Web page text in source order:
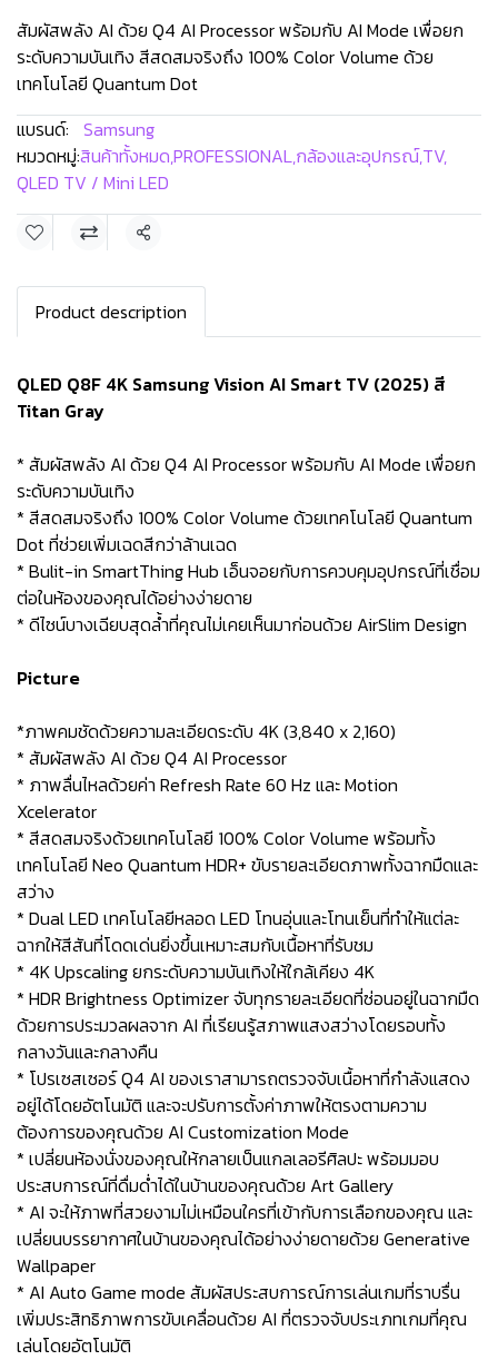
สัมผัสพลัง AI ด้วย Q4 AI Processor พร้อมกับ AI Mode เพื่อยก
ระดับความบันเทิง สีสดสมจริงถึง 100% Color Volume ด้วย
เทคโนโลยี Quantum Dot
แบรนด์: Samsung
หมวดหมู่:สินค้าทั้งหมด,PROFESSIONAL,กล้องและอุปกรณ์,TV,
QLED TV / Mini LED
แชร์
Product description
QLED Q8F 4K Samsung Vision AI Smart TV (2025) สี
Titan Gray
* สัมผัสพลัง AI ด้วย Q4 AI Processor พร้อมกับ AI Mode เพื่อยก
ระดับความบันเทิง
* สีสดสมจริงถึง 100% Color Volume ด้วยเทคโนโลยี Quantum
Dot ที่ช่วยเพิ่มเฉดสีกว่าล้านเฉด
* Bulit-in SmartThing Hub เอ็นจอยกับการควบคุมอุปกรณ์ที่เชื่อม
ต่อในห้องของคุณได้อย่างง่ายดาย
* ดีไซน์บางเฉียบสุดล้ำที่คุณไม่เคยเห็นมาก่อนด้วย AirSlim Design
Picture
*ภาพคมชัดด้วยความละเอียดระดับ 4K (3,840 x 2,160)
* สัมผัสพลัง AI ด้วย Q4 AI Processor
* ภาพลื่นไหลด้วยค่า Refresh Rate 60 Hz และ Motion
Xcelerator
* สีสดสมจริงด้วยเทคโนโลยี 100% Color Volume พร้อมทั้ง
เทคโนโลยี Neo Quantum HDR+ ขับรายละเอียดภาพทั้งฉากมืดและ
สว่าง
* Dual LED เทคโนโลยีหลอด LED โทนอุ่นและโทนเย็นที่ทำให้แต่ละ
ฉากให้สีสันที่โดดเด่นยิ่งขึ้นเหมาะสมกับเนื้อหาที่รับชม
* 4K Upscaling ยกระดับความบันเทิงให้ใกล้เคียง 4K
* HDR Brightness Optimizer จับทุกรายละเอียดที่ซ่อนอยู่ในฉากมืด
ด้วยการประมวลผลจาก AI ที่เรียนรู้สภาพแสงสว่างโดยรอบทั้ง
กลางวันและกลางคืน
* โปรเซสเซอร์ Q4 AI ของเราสามารถตรวจจับเนื้อหาที่กำลังแสดง
อยู่ได้โดยอัตโนมัติ และจะปรับการตั้งค่าภาพให้ตรงตามความ
ต้องการของคุณด้วย AI Customization Mode
* เปลี่ยนห้องนั่งของคุณให้กลายเป็นแกลเลอรีศิลปะ พร้อมมอบ
ประสบการณ์ที่ดื่มด่ำได้ในบ้านของคุณด้วย Art Gallery
* AI จะให้ภาพที่สวยงามไม่เหมือนใครที่เข้ากับการเลือกของคุณ และ
เปลี่ยนบรรยากาศในบ้านของคุณได้อย่างง่ายดายด้วย Generative
Wallpaper
* AI Auto Game mode สัมผัสประสบการณ์การเล่นเกมที่ราบรื่น
เพิ่มประสิทธิภาพการขับเคลื่อนด้วย AI ที่ตรวจจับประเภทเกมที่คุณ
เล่นโดยอัตโนมัติ